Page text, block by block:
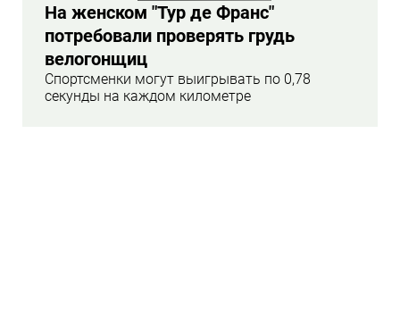
На женском "Тур де Франс"
потребовали проверять грудь
велогонщиц
Спортсменки могут выигрывать по 0,78
секунды на каждом километре